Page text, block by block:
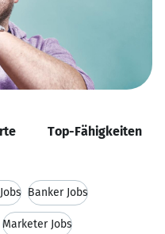
Top-Fähigkeiten
Banker Jobs
Marketer Jobs